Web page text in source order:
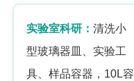
实验室科研： 清洗小
型玻璃器皿、实验工
具、样品容器，10L容